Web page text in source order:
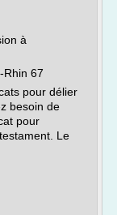
à
Rhin 67
pour délier
besoin de
pour
Le